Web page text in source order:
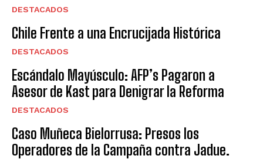
DESTACADOS
Chile Frente a una Encrucijada Histórica
DESTACADOS
Escándalo Mayúsculo: AFP’s Pagaron a
Asesor de Kast para Denigrar la Reforma
DESTACADOS
Caso Muñeca Bielorrusa: Presos los
Operadores de la Campaña contra Jadue.